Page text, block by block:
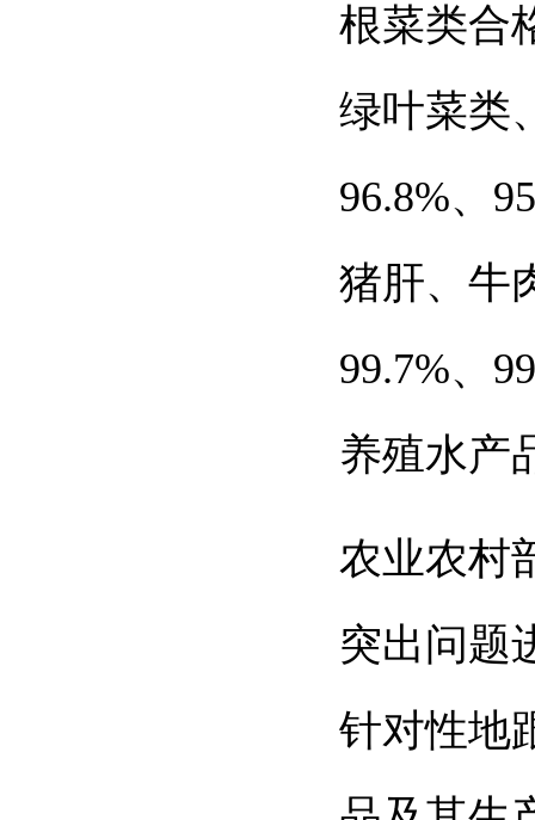
根菜类合
绿叶菜类
96.8%、
猪肝、牛
99.7%、
养殖水产
农业农村
突出问题
针对性地